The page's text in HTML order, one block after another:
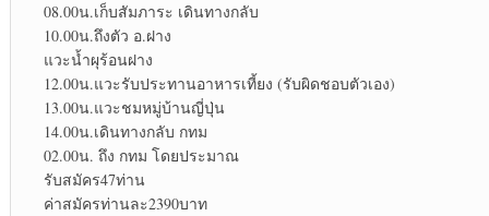
08.00น.เก็บสัมภาระ เดินทางกลับ
10.00น.ถึงตัว อ.ฝาง
แวะน้ำผุร้อนฝาง
12.00น.แวะรับประทานอาหารเที้ยง (รับผิดชอบตัวเอง)
13.00น.แวะชมหมู่บ้านญี่ปุ่น
14.00น.เดินทางกลับ กทม
02.00น. ถึง กทม โดยประมาณ
รับสมัคร47ท่าน
ค่าสมัครท่านละ2390บาท